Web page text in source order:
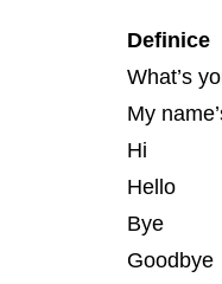
Definice
What’s
My
Hi
Hello
Bye
Goodbye